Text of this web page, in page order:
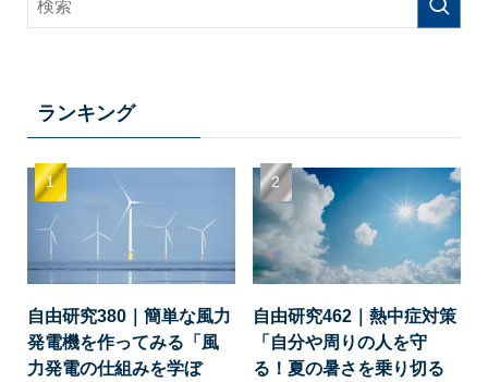
ランキング
自由研究380｜簡単な風力
発電機を作ってみる「風
力発電の仕組みを学ぼ
自由研究462｜熱中症対策
「自分や周りの人を守
る！夏の暑さを乗り切る